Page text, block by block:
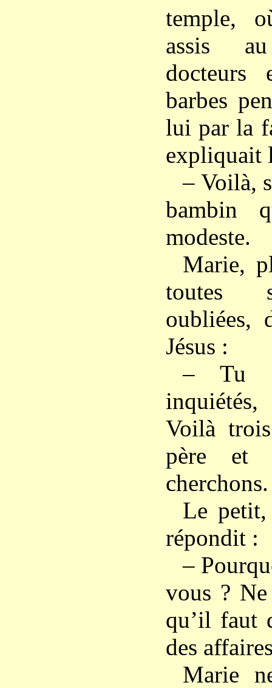
temple,
assis
docteurs
barbes
lui par la
expliquait
– Voilà,
bambin
modeste.
Marie,
toutes
oubliées,
Jésus :
– Tu
Voilà
père et
cherchons.
Le
répondit :
–
vous ?
qu’il faut
des
Marie